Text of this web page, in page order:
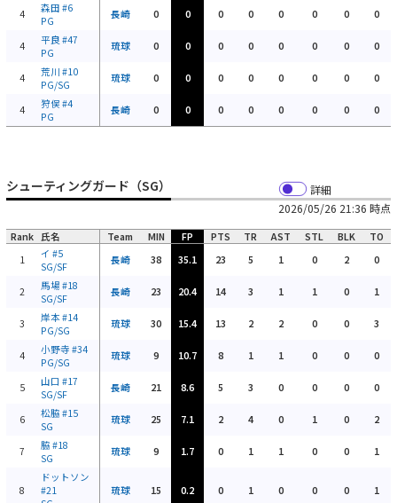
4 森田 #6
PG
長崎 0 0 0 0 0 0 0 0
4 平良 #47
PG
琉球 0 0 0 0 0 0 0 0
4 荒川 #10
PG/SG
琉球 0 0 0 0 0 0 0 0
4 狩俣 #4
PG
長崎 0 0 0 0 0 0 0 0
シューティングガード（SG） 詳細
2026/05/26 21:36 時点
Rank 氏名 Team MIN FP PTS TR AST STL BLK
TO
1
イ #5
SG/SF
長崎 38 35.1 23 5 1 0 2 0
2 馬場 #18
SG/SF
長崎 23 20.4 14 3 1 1 0 1
3 岸本#14
PG/SG
琉球 30 15.4 13 2 2 0 0 3
4 小野寺 #34
PG/SG
琉球 9 10.7 8 1 1 0 0 0
5 山口 #17
SG/SF
長崎 21 8.6 5 3 0 0 0 0
6 松脇 #15
SG
琉球 25 7.1 2 4 0 1 0 2
7 脇 #18
SG
琉球 9 1.7 0 1 1 0 0 1
8
ドットソン
#21
琉球 15 0.2 0 1 0 0 0 1